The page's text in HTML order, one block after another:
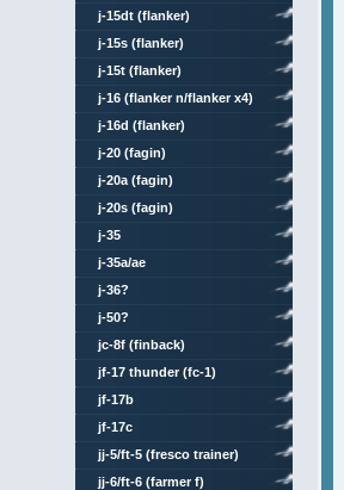
j-15dt (flanker)
j-15s (flanker)
j-15t (flanker)
j-16 (flanker n/flanker x4)
j-16d (flanker)
j-20 (fagin)
j-20a (fagin)
j-20s (fagin)
j-35
j-35a/ae
j-36?
j-50?
jc-8f (finback)
jf-17 thunder (fc-1)
jf-17b
jf-17c
jj-5/ft-5 (fresco trainer)
jj-6/ft-6 (farmer f)